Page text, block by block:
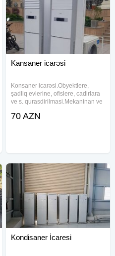
Kansaner icarəsi
Konsaner icarəsi.Obyektlere,
şadliq evlerine, ofislere, cadirlara
ve s. qurasdirilmasi.Mekaninan ve
xidmetinizdeyik. Sifarise uyğun
70 AZN
Kondisaner İcaresi